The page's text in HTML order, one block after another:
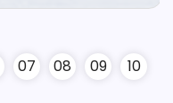
07 08 09 10